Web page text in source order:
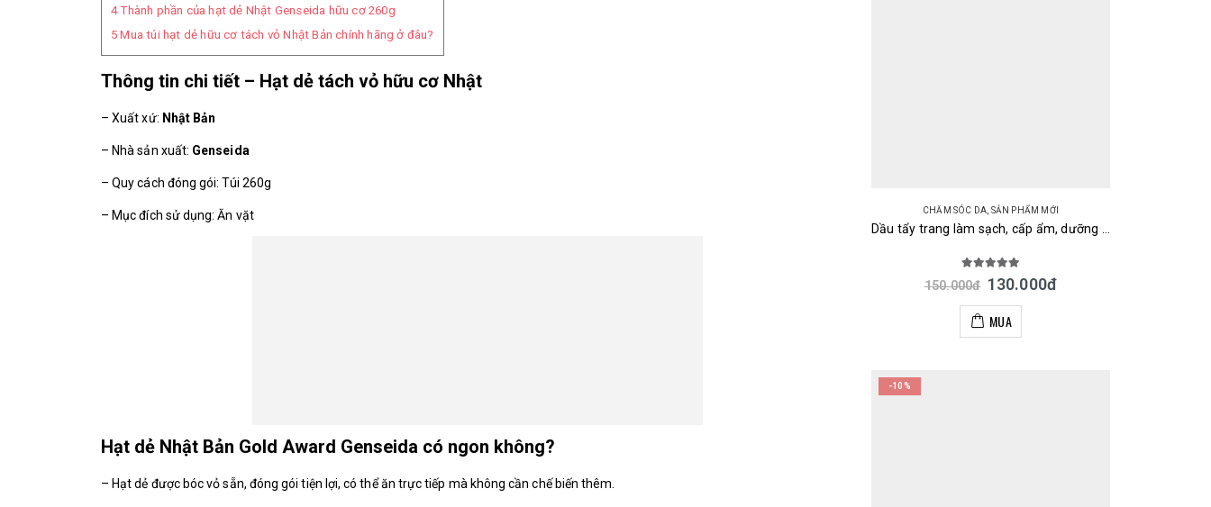
4Thành phần của hạt dẻ Nhật Genseida hữu cơ 260g
5 Mua túi hạt dẻ hữu cơ tách vỏ Nhật Bản chính hãng ở đâu?
Thông tin chi tiết – Hạt dẻ tách vỏ hữu cơ Nhật
– Xuất xứ: Nhật Bản
– Nhà sản xuất: Genseida
– Quy cách đóng gói: Túi 260g
– Mục đích sử dụng: Ăn vặt
Hạt dẻ Nhật Bản Gold Award Genseida có ngon không?
– Hạt dẻ được bóc vỏ sẵn, đóng gói tiện lợi, có thể ăn trực tiếp mà không cần chế biến thêm.
CHĂM SÓC DA, SẢN PHẨM MỚI
Dầu tẩy trang làm sạch, cấp ẩm, dưỡng sáng da Olive & Argan Deve Cleansing Oil Kumano 200ml Nhật
out of 5
150.000đ 130.000đ
MUA
-10%